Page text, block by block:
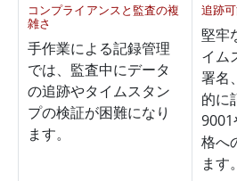
コンプライアンスと監査の複
雑さ
手作業による記録管理
では、監査中にデータ
の追跡やタイムスタン
プの検証が困難になり
ます。
追跡
堅牢
イム
署名
的に
9001
格へ
ます。